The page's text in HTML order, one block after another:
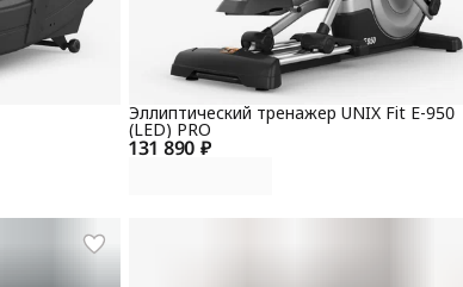
131 890 ₽
Эллиптический тренажер UNIX Fit E-950
(LED) PRO